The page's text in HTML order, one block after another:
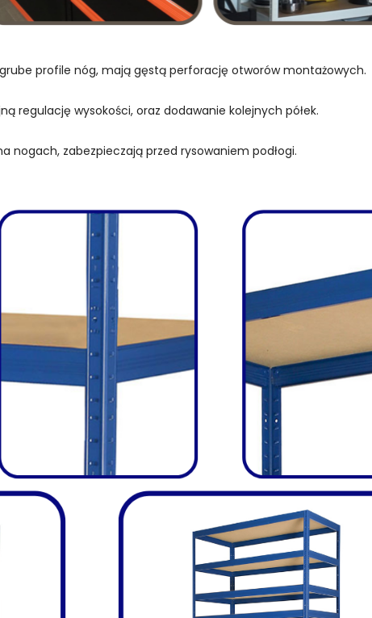
profile nóg, mają gęstą perforację otworów montażowych.
regulację wysokości, oraz dodawanie kolejnych półek.
nogach, zabezpieczają przed rysowaniem podłogi.